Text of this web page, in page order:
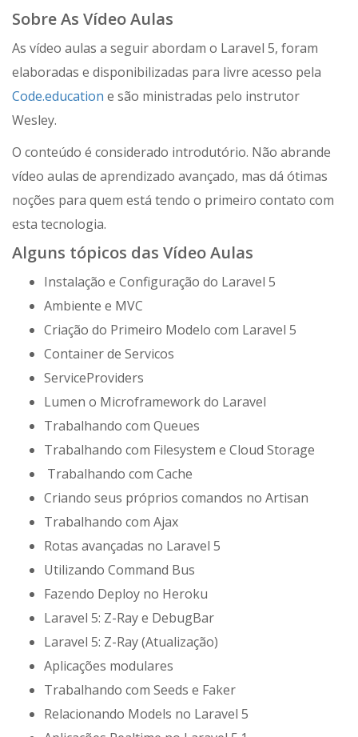
Sobre As Vídeo Aulas
As vídeo aulas a seguir abordam o Laravel 5, foram
elaboradas e disponibilizadas para livre acesso pela
Code.education e são ministradas pelo instrutor
Wesley.
O conteúdo é considerado introdutório. Não abrande
vídeo aulas de aprendizado avançado, mas dá ótimas
noções para quem está tendo o primeiro contato com
esta tecnologia.
Alguns tópicos das Vídeo Aulas
Instalação e Configuração do Laravel 5
Ambiente e MVC
Criação do Primeiro Modelo com Laravel 5
Container de Servicos
ServiceProviders
Lumen o Microframework do Laravel
Trabalhando com Queues
Trabalhando com Filesystem e Cloud Storage
Trabalhando com Cache
Criando seus próprios comandos no Artisan
Trabalhando com Ajax
Rotas avançadas no Laravel 5
Utilizando Command Bus
Fazendo Deploy no Heroku
Laravel 5: Z-Ray e DebugBar
Laravel 5: Z-Ray (Atualização)
Aplicações modulares
Trabalhando com Seeds e Faker
Relacionando Models no Laravel 5